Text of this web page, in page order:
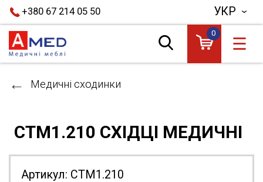
+380 67 214 05 50 УКР
0
☰
Медичні сходинки
СТМ1.210 СХІДЦІ МЕДИЧНІ
Артикул: СТМ1.210